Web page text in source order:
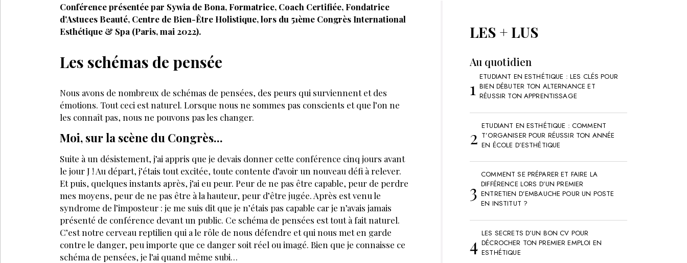
Conférence présentée par Sywia de Bona, Formatrice, Coach Certifiée, Fondatrice
d'Astuces Beauté, Centre de Bien-Être Holistique, lors du 51ème Congrès International
Esthétique & Spa (Paris, mai 2022).
Les schémas de pensée
Nous avons de nombreux de schémas de pensées, des peurs qui surviennent et des
émotions. Tout ceci est naturel. Lorsque nous ne sommes pas conscients et que l’on ne
les connaît pas, nous ne pouvons pas les changer.
Moi, sur la scène du Congrès...
Suite à un désistement, j’ai appris que je devais donner cette conférence cinq jours avant
le jour J ! Au départ, j’étais tout excitée, toute contente d’avoir un nouveau défi à relever.
Et puis, quelques instants après, j’ai eu peur. Peur de ne pas être capable, peur de perdre
mes moyens, peur de ne pas être à la hauteur, peur d’être jugée. Après est venu le
syndrome de l’imposteur : je me suis dit que je n’étais pas capable car je n’avais jamais
présenté de conférence devant un public. Ce schéma de pensées est tout à fait naturel.
C’est notre cerveau reptilien qui a le rôle de nous défendre et qui nous met en garde
contre le danger, peu importe que ce danger soit réel ou imagé. Bien que je connaisse ce
schéma de pensées, je l’ai quand même subi…
LES + LUS
Au quotidien
ETUDIANT EN ESTHÉTIQUE : LES CLÉS POUR
BIEN DÉBUTER TON ALTERNANCE ET
RÉUSSIR TON APPRENTISSAGE
ETUDIANT EN ESTHÉTIQUE : COMMENT
T’ORGANISER POUR RÉUSSIR TON ANNÉE
EN ÉCOLE D’ESTHÉTIQUE
COMMENT SE PRÉPARER ET FAIRE LA
DIFFÉRENCE LORS D’UN PREMIER
ENTRETIEN D’EMBAUCHE POUR UN POSTE
EN INSTITUT ?
LES SECRETS D’UN BON CV POUR
DÉCROCHER TON PREMIER EMPLOI EN
ESTHÉTIQUE